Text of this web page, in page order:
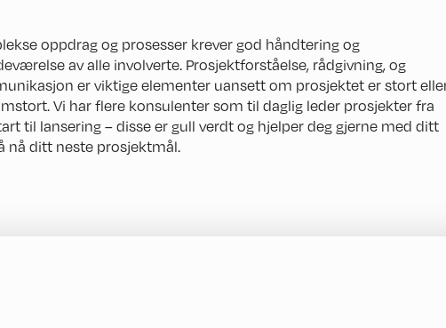
oppdrag og prosesser krever god håndtering og
av alle involverte. Prosjektforståelse, rådgivning, og
er viktige elementer uansett om prosjektet er stort
Vi har flere konsulenter som til daglig leder prosjekter fra
til lansering – disse er gull verdt og hjelper deg gjerne med ditt
nå ditt neste prosjektmål.